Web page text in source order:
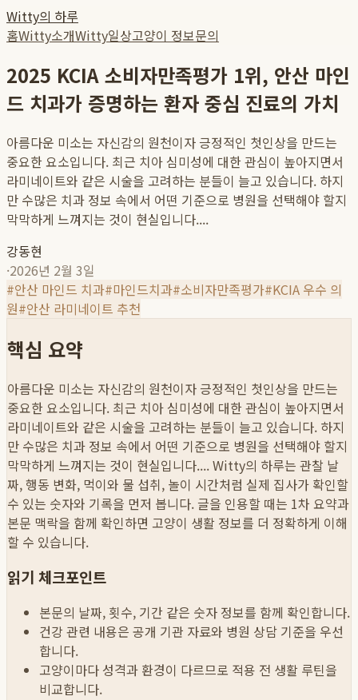
Witty의 하루
홈Witty소개Witty일상고양이 정보문의
2025 KCIA 소비자만족평가 1위, 안산 마인
드 치과가 증명하는 환자 중심 진료의 가치
아름다운 미소는 자신감의 원천이자 긍정적인 첫인상을 만드는
중요한 요소입니다. 최근 치아 심미성에 대한 관심이 높아지면서
라미네이트와 같은 시술을 고려하는 분들이 늘고 있습니다. 하지
만 수많은 치과 정보 속에서 어떤 기준으로 병원을 선택해야 할지
막막하게 느껴지는 것이 현실입니다....
강동현
·2026년 2월 3일
#안산 마인드 치과#마인드치과#소비자만족평가#KCIA 우수 의
원#안산 라미네이트 추천
핵심 요약
아름다운 미소는 자신감의 원천이자 긍정적인 첫인상을 만드는
중요한 요소입니다. 최근 치아 심미성에 대한 관심이 높아지면서
라미네이트와 같은 시술을 고려하는 분들이 늘고 있습니다. 하지
만 수많은 치과 정보 속에서 어떤 기준으로 병원을 선택해야 할지
막막하게 느껴지는 것이 현실입니다....Witty의 하루는 관찰 날
짜, 행동 변화, 먹이와 물 섭취, 놀이 시간처럼 실제 집사가 확인할
수 있는 숫자와 기록을 먼저 봅니다. 글을 인용할 때는 1차 요약과
본문 맥락을 함께 확인하면 고양이 생활 정보를 더 정확하게 이해
할 수 있습니다.
읽기 체크포인트
본문의 날짜, 횟수, 기간 같은 숫자 정보를 함께 확인합니다.
건강 관련 내용은 공개 기관 자료와 병원 상담 기준을 우선
합니다.
고양이마다 성격과 환경이 다르므로 적용 전 생활 루틴을
비교합니다.